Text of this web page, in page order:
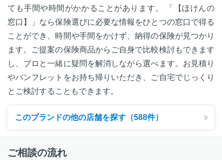
ても手間や時間がかかることがあります。 「【ほけんの
窓口】」なら保険選びに必要な情報をひとつの窓口で得る
ことができ、時間や手間をかけず、納得の保険が見つかり
ます。ご提案の保険商品からご自身で比較検討もできます
し、プロと一緒に疑問を解消しながら選べます。お見積り
やパンフレットをお持ち帰りいただき、ご自宅でじっくり
とご検討することもできます。
このブランドの他の店舗を探す（588件）
ご相談の流れ